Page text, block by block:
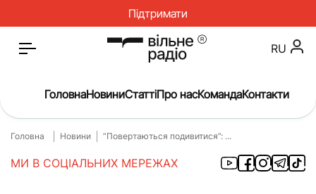
Підтримати
Головна
Окупація
RU
ГоловнаНовиниСтаттіПро насКомандаКонтакти
Головна Новини “Повертаються подивитися”: ...
МИ В СОЦІАЛЬНИХ МЕРЕЖАХ